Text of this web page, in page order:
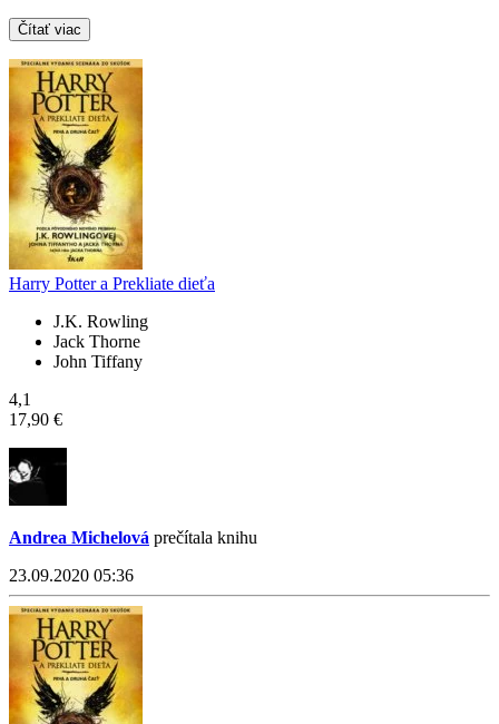
Čítať viac
Harry Potter a Prekliate dieťa
J.K. Rowling
Jack Thorne
John Tiffany
4,1
17,90 €
Andrea Michelová prečítala knihu
23.09.2020 05:36